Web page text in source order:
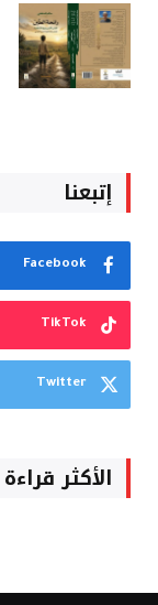
إتبعنا
Facebook
TikTok
Twitter
الأكثر قراءة